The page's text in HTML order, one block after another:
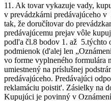
11. Ak tovar vykazuje vady,
v prevádzkárni predávajúceho v
tak, že doručítovar do
predávajúcemu prejav vôle
podl'a čl.8 bodov 1. až 5.týchto
podmienok (d'alej len
vo forme vyplneného formulára
umiestnený na príslušnej
predávajúceho. Predávajúci
reklamáciu poistit'. Zásielky na
Kupujúci je povinný v